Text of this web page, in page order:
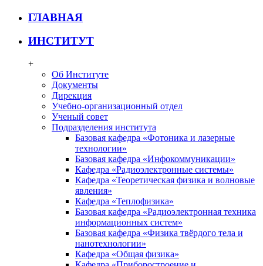
ГЛАВНАЯ
ИНСТИТУТ
+
Об Институте
Документы
Дирекция
Учебно-организационный отдел
Ученый совет
Подразделения института
Базовая кафедра «Фотоника и лазерные
технологии»
Базовая кафедра «Инфокоммуникации»
Кафедра «Радиоэлектронные системы»
Кафедра «Теоретическая физика и волновые
явления»
Кафедра «Теплофизика»
Базовая кафедра «Радиоэлектронная техника
информационных систем»
Базовая кафедра «Физика твёрдого тела и
нанотехнологии»
Кафедра «Общая физика»